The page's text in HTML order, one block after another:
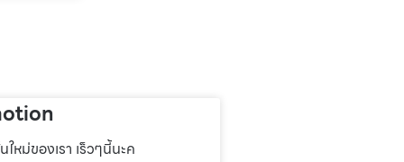
หม่ของเรา เร็วๆนี้นะค